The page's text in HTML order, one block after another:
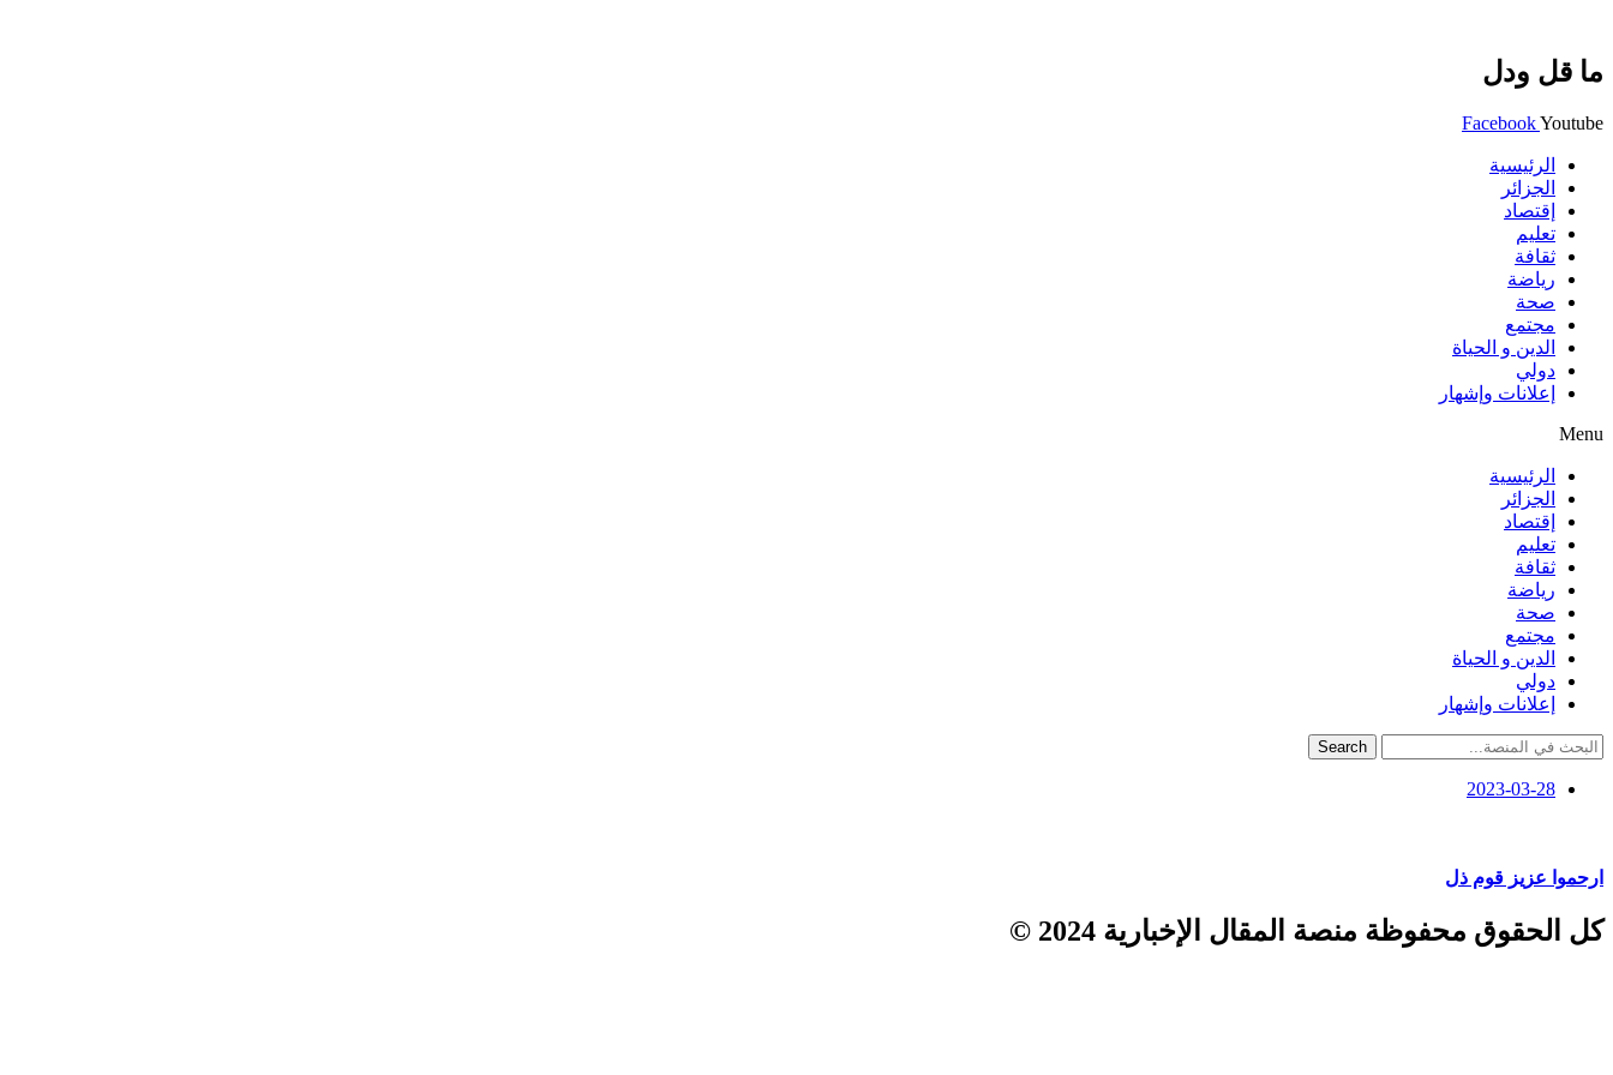
ما قل ودل
FacebookYoutube
الرئيسية
الجزائر
إقتصاد
تعليم
ثقافة
رياضة
صحة
مجتمع
الدين و الحياة
دولي
إعلانات وإشهار
Menu
الرئيسية
الجزائر
إقتصاد
تعليم
ثقافة
رياضة
صحة
مجتمع
الدين و الحياة
دولي
إعلانات وإشهار
Search
2023-03-28
ارحموا عزيز قوم ذل
كل الحقوق محفوظة منصة المقال الإخبارية 2024 ©